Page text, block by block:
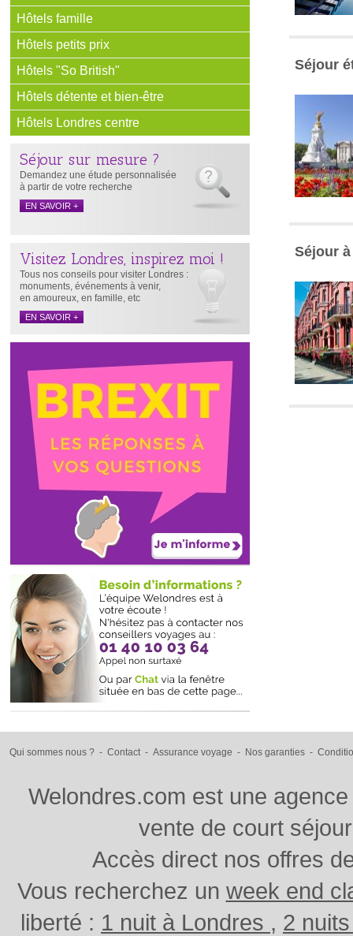
Séjour
Séjour
Hôtels famille
Hôtels petits prix
Hôtels "So British"
Hôtels détente et bien-être
Hôtels Londres centre
Séjour sur mesure ?
Demandez une étude personnalisée
à partir de votre recherche
EN SAVOIR +
Visitez Londres, inspirez moi !
Tous nos conseils pour visiter Londres :
monuments, événements à venir,
en amoureux, en famille, etc
EN SAVOIR +
Qui sommes nous ? - Contact - Assurance voyage - Nos garanties -
Welondres.com est une
vente de court
Accès direct nos offres
Vous recherchez un week end
liberté : 1 nuit à Londres , 2